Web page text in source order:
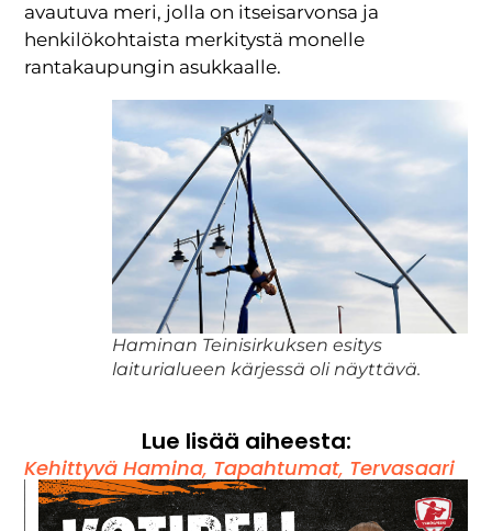
avautuva meri, jolla on itseisarvonsa ja
henkilökohtaista merkitystä monelle
rantakaupungin asukkaalle.
Haminan Teinisirkuksen esitys
laiturialueen kärjessä oli näyttävä.
Lue lisää aiheesta:
Kehittyvä Hamina, Tapahtumat, Tervasaari